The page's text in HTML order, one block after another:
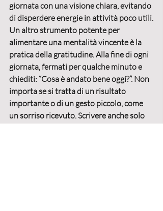
giornata con una visione chiara, evitando
di disperdere energie in attività poco utili.
Un altro strumento potente per
alimentare una mentalità vincente è la
pratica della gratitudine. Alla fine di ogni
giornata, fermati per qualche minuto e
chiediti: “Cosa è andato bene oggi?”. Non
importa se si tratta di un risultato
importante o di un gesto piccolo, come
un sorriso ricevuto. Scrivere anche solo